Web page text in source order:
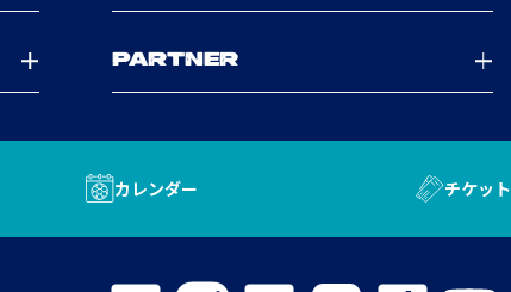
PARTNER
カレンダー チケット